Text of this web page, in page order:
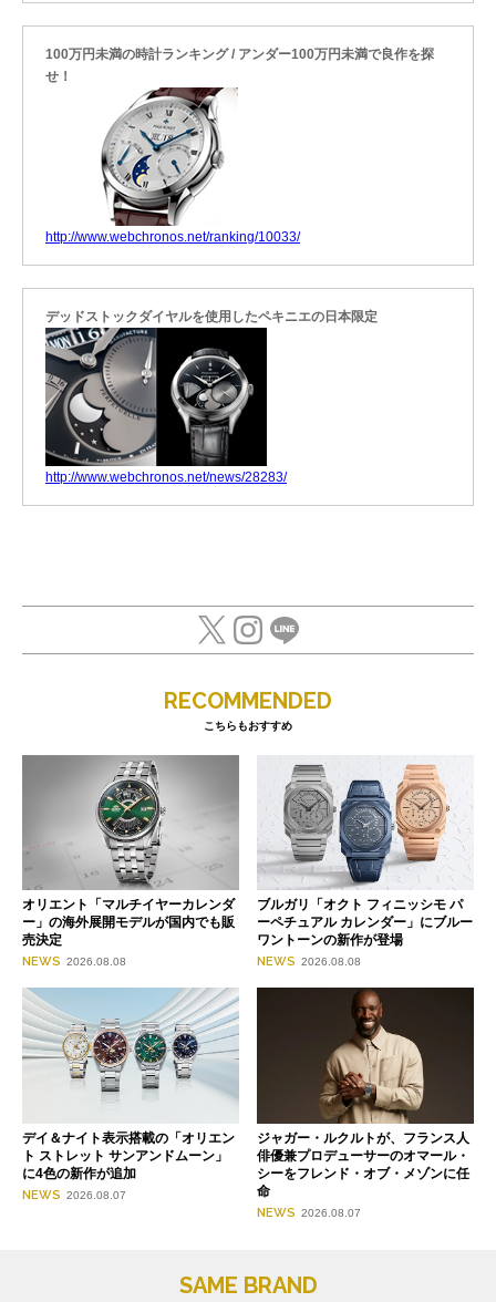
100万円未満の時計ランキング / アンダー100万円未満で良作を探
せ！
http://www.webchronos.net/ranking/10033/
デッドストックダイヤルを使用したペキニエの日本限定
http://www.webchronos.net/news/28283/
RECOMMENDED
こちらもおすすめ
オリエント「マルチイヤーカレンダ
ー」の海外展開モデルが国内でも販
売決定
NEWS 2026.08.08
ブルガリ「オクト フィニッシモ パ
ーペチュアル カレンダー」にブルー
ワントーンの新作が登場
NEWS 2026.08.08
デイ＆ナイト表示搭載の「オリエン
ト ストレット サンアンドムーン」
に4色の新作が追加
NEWS 2026.08.07
ジャガー・ルクルトが、フランス人
俳優兼プロデューサーのオマール・
シーをフレンド・オブ・メゾンに任
命
NEWS 2026.08.07
SAME BRAND